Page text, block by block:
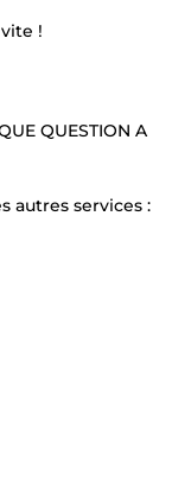
!
QUESTION A
autres services :